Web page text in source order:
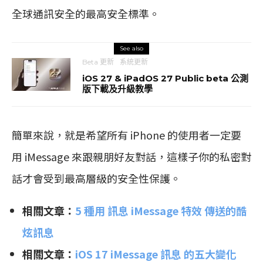
全球通訊安全的最高安全標準。
See also
Beta 更新 系統更新
iOS 27 & iPadOS 27 Public beta 公測
版下載及升級教學
簡單來說，就是希望所有 iPhone 的使用者一定要
用 iMessage 來跟親朋好友對話，這樣子你的私密對
話才會受到最高層級的安全性保護。
相關文章： 5 種用 訊息 iMessage 特效 傳送的酷
炫訊息
相關文章： iOS 17 iMessage 訊息 的五大變化